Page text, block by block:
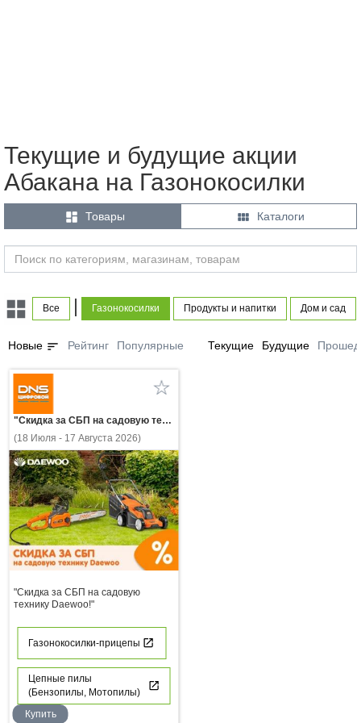
Текущие и будущие акции
Абакана на Газонокосилки
 Товары  Каталоги
Все Газонокосилки Продукты и напитки Дом и сад
Новые sort Рейтинг Популярные Текущие Будущие
"Скидка за СБП на садовую технику Daewoo!"
(18 Июля - 17 Августа 2026)
"Скидка за СБП на садовую
технику Daewoo!"
Газонокосилки-прицепы
Цепные пилы
(Бензопилы, Мотопилы)
Купить